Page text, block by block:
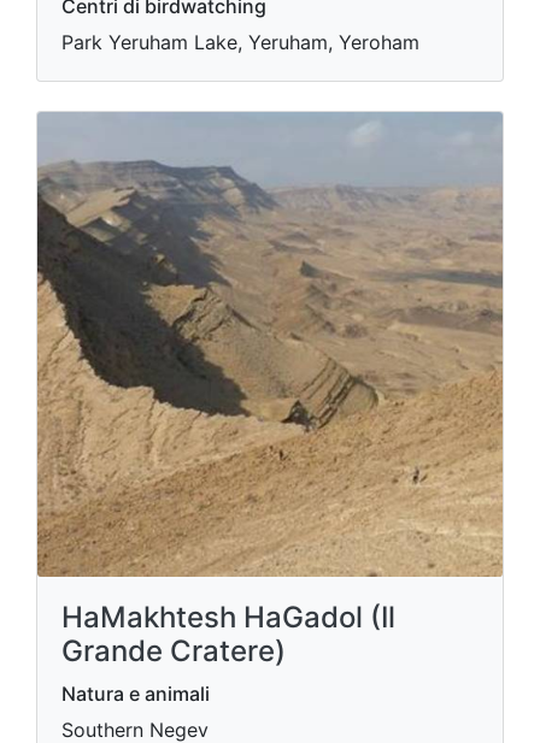
Centri di birdwatching
Park Yeruham Lake, Yeruham, Yeroham
HaMakhtesh HaGadol (Il
Grande Cratere)
Natura e animali
Southern Negev